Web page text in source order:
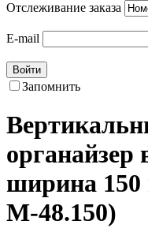
Отслеживание заказа
E-mail
Войти
Запомнить
ширина
М-48.150)